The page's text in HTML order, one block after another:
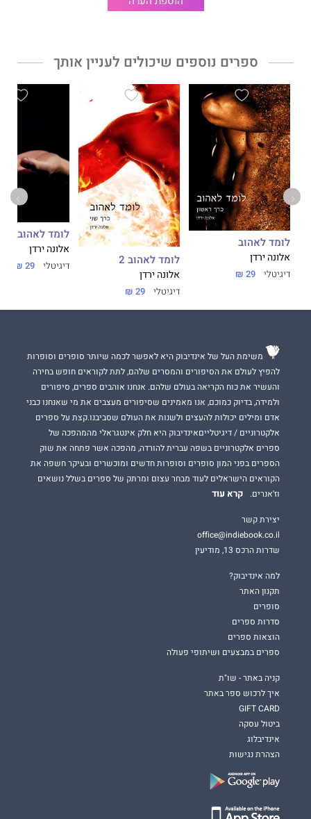
ספרים נוספים שיכולים לעניין אותך
לומד לאהוב
אלונה ירדן
דיגיטלי 29 ₪
לומד לאהוב 2
אלונה ירדן
דיגיטלי 29 ₪
לומד לאהוב 3
אלונה ירדן
דיגיטלי 29 ₪
משימת העל של אינדיבוק היא לאפשר לכמה שיותר סופרים וסופרות
להפיץ לעולם את הסיפורים והמסרים שלהם, לתת לקוראים חופש בחירה
והעשיר את כוח הקריאה בעולם שלהם. אנחנו אוהבים ספרים, סיפורים
ולמידה, בדיוק כמוכם, אנו מאמינים שסיפורים מעצבים את מי שאנחנו כבני
אדם ומילים יכולות להעצים ולשנות את העולם שסביבנו.קצת על ספרים
אלקטרוניים / דיגיטלייםאינדיבוק היא חלק אינטגראלי מהמהפכה של
ספרים אלקטרוניים בשפה עברית להורדה, מהפכה אשר פתחה את שוק
הספרים בפני המון סופרים וסופרות חדשים ומוכשרים ובעיקר חשפה את
הקוראים הישראלים לעוד מבחר עצום ומרתק של ספרים בשלל נושאים
וז'אנרים.
קרא עוד
יצירת קשר
office@indiebook.co.il
שדרות הרכס 13, מודיעין
למה אינדיבוק?
תקנון האתר
סופרים
סדרות ספרים
הוצאות ספרים
ספרים במבצעים ושיתופי פעולה
קניה באתר - שו"ת
איך לרכוש ספר באתר
GIFT CARD
ביטול עסקה
אינדיבלוג
הצהרת נגישות